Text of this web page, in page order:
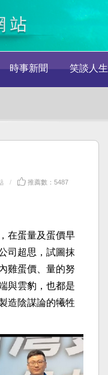
時事新聞 笑談人生
推薦數：5487
在蛋量及蛋價早
司超思，試圖抹
雞蛋價、量的努
與雲豹，也都是
造陰謀論的犧牲